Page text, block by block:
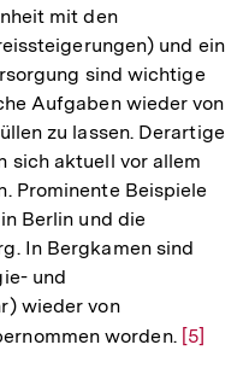
mit den
und ein
sind wichtige
Aufgaben wieder von
zu lassen. Derartige
sich aktuell vor allem
Prominente Beispiele
Berlin und die
In Bergkamen sind
und
wieder von
worden. Zur
[5]